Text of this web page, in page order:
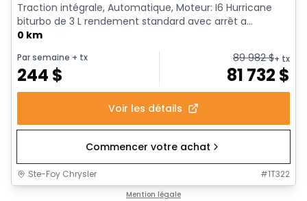
Traction intégrale, Automatique, Moteur: I6 Hurricane
biturbo de 3 L rendement standard avec arrêt a...
0 km
Par semaine + tx
244 $
89 982$+ tx
81 732 $
Voir les détails
Commencer votre achat
Ste-Foy Chrysler #1T322
Mention légale